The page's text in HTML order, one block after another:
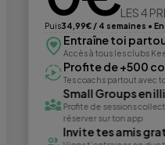
LES 4
Puis34,99€ / 4 semaines •
Entraîne toi
Accès à tous les clubs
Profite de +500
Tes coachs partout avec
Small Groups en
Profite de sessions
réserver sur ton app
Invite tes amis